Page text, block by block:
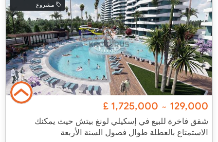
مشروع
129,000
~
1,725,000
£
شقق فاخرة للبيع في إسكيلي لونغ بيتش حيث يمكنك
الاستمتاع بالعطلة طوال فصول السنة الأربعة